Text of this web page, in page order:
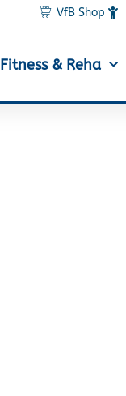
VfB Shop
Fitness & Reha